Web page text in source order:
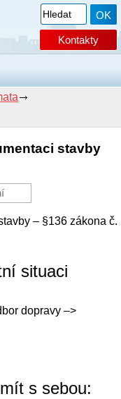
Kontakty
stavby
– §136 zákona č.
situaci
dopravy –>
s sebou: